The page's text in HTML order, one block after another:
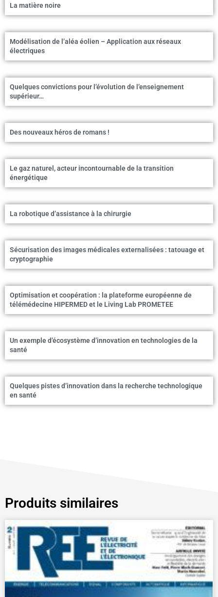
La matière noire
Modélisation de l’aléa éolien – Application aux réseaux
électriques
Quelques convictions pour l’évolution de l’enseignement
supérieur…
Des nouveaux héros de romans !
Le gaz naturel, acteur incontournable de la transition
énergétique
La robotique d’assistance à la chirurgie
Sécurisation des images médicales externalisées : tatouage et
cryptographie
Optimisation et coopération : la plateforme européenne de
télémédecine HIPERMED et le Living Lab PROMETEE
Un exemple d’écosystème d’innovation en technologies de la
santé
Quelques pistes d’innovation dans la recherche technologique
en santé
Produits similaires